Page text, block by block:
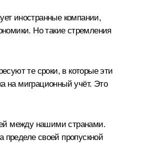
иностранные компании,
Но такие стремления
те сроки, в которые эти
на миграционный учёт. Это
между нашими странами.
пределе своей пропускной